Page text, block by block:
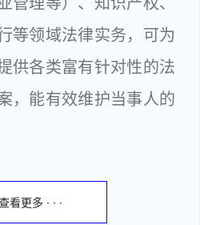
等领域法律实务，可为
供各类富有针对性的法
，能有效维护当事人的
查看更多 · · ·